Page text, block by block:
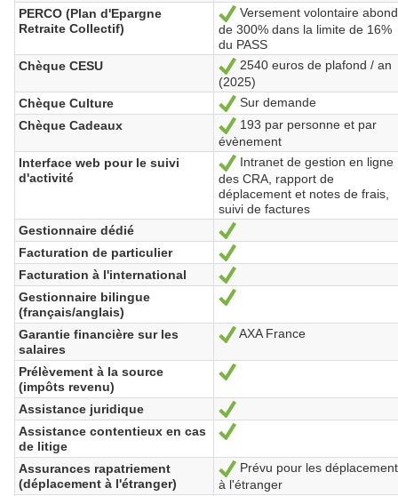
PERCO (Plan d'Epargne
Retraite Collectif)
Ja
Versement volontaire
de 300% dans la limite de 16%
du PASS
Chèque CESU
Ja
2540 euros de plafond / an
(2025)
Chèque Culture
Ja
Sur demande
Chèque Cadeaux
Ja
193 par personne et par
évènement
Interface web pour le suivi
d'activité
Ja
Intranet de gestion en ligne
des CRA, rapport de
déplacement et notes de frais,
suivi de factures
Gestionnaire dédié
Ja
Facturation de particulier
Ja
Facturation à l'international
Ja
Gestionnaire bilingue
(français/anglais)
Ja
Garantie financière sur les
salaires
Ja
AXA France
Prélèvement à la source
(impôts revenu)
Ja
Assistance juridique
Ja
Assistance contentieux en cas
de litige
Ja
Assurances rapatriement
(déplacement à l'étranger)
Ja
Prévu pour les
à l'étranger